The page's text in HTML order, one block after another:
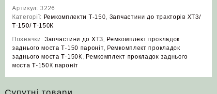
Артикул:3226
Категорії: Ремкомплекти Т-150, Запчастини до тракторів ХТЗ/
Т-150/ Т-150К
Позначки: Запчастини до ХТЗ, Ремкомплект прокладок
заднього моста Т-150 пароніт, Ремкомплект прокладок
заднього моста Т-150К, Ремкомплект прокладок заднього
моста Т-150К пароніт